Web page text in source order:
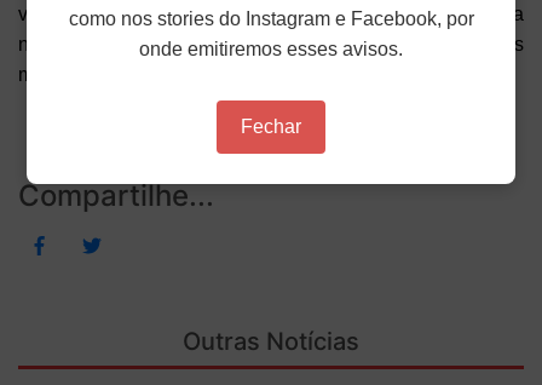
vespertino, as e os docentes debatem ainda a conjuntura
na plenária do Tema I e depois participam dos grupos
mistos de debate.
Compartilhe...
Outras Notícias
como nos stories do Instagram e Facebook, por
onde emitiremos esses avisos.
Fechar